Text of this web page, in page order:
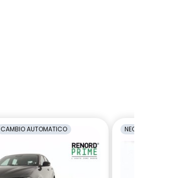
CAMBIO AUTOMATICO NEOPATENTATI